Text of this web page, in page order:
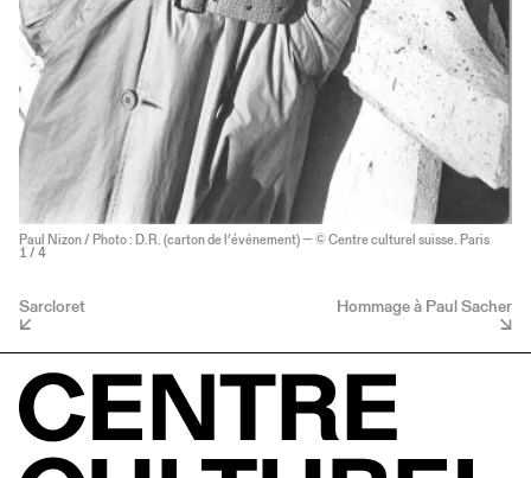
Paul Nizon / Photo : D.R. (carton de l’événement) — © Centre culturel suisse. Paris
1 / 4
Sarcloret Hommage à Paul Sacher